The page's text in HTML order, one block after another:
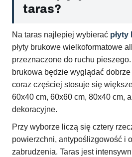
taras?
Na taras najlepiej wybierać
płyty brukowe wielkoformatowe
przeznaczone do ruchu
brukowa będzie wyglądać
coraz częściej stosuje się
60x40 cm, 60x60 cm, 80x40 cm,
dekoracyjne.
Przy wyborze liczą się cztery
powierzchni, antypoślizgowość i
zabrudzenia. Taras jest